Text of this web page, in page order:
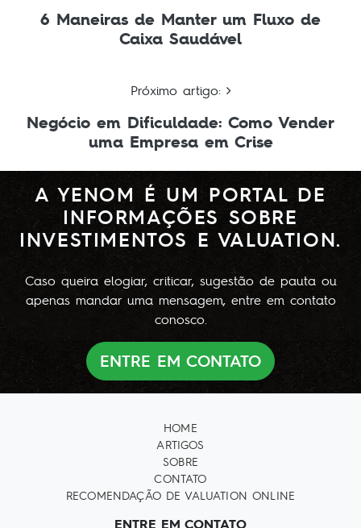
6 Maneiras de Manter um Fluxo de
Caixa Saudável
Próximo artigo:
Negócio em Dificuldade: Como Vender
uma Empresa em Crise
A YENOM É UM PORTAL DE
INFORMAÇÕES SOBRE
INVESTIMENTOS E VALUATION.
Caso queira elogiar, criticar, sugestão de pauta ou
apenas mandar uma mensagem, entre em contato
conosco.
ENTRE EM CONTATO
HOME
ARTIGOS
SOBRE
CONTATO
RECOMENDAÇÃO DE VALUATION ONLINE
ENTRE EM CONTATO